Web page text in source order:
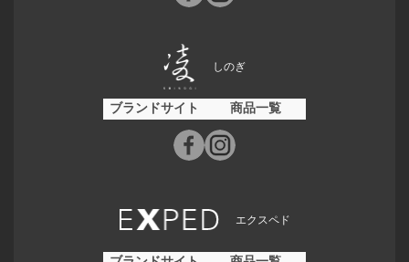
しのぎ
ブランドサイト 商品一覧
エクスペド